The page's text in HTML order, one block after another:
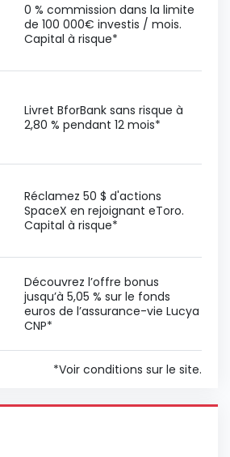
0 % commission dans la limite
de 100 000€ investis / mois.
Capital à risque*
Livret BforBank sans risque à
2,80 % pendant 12 mois*
Réclamez 50 $ d'actions
SpaceX en rejoignant eToro.
Capital à risque*
Découvrez l’offre bonus
jusqu’à 5,05 % sur le fonds
euros de l’assurance-vie Lucya
CNP*
*Voir conditions sur le site.